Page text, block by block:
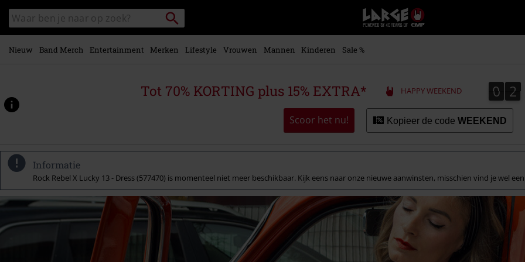
naar
hoofdinhoud
Zoek
in
catalogus
Packstation
zoeken
Large
–
Muziek-,
+
kleding
Nieuw Band Merch Entertainment Merken Lifestyle Vrouwen Mannen Kinderen Sale %
Tot 70% KORTING plus 15% EXTRA* HAPPY WEEKEND 0
0 2
2
Scoor het nu! Kopieer de code WEEKEND
Informatie
Rock Rebel X Lucky 13 - Dress (577470) is momenteel niet meer beschikbaar. Kijk eens naar onze nieuwe aanwinsten, misschien vind je wel